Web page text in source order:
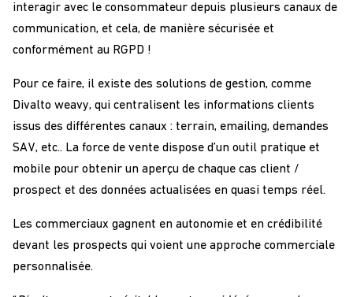
interagir avec le consommateur depuis plusieurs canaux de
communication, et cela, de manière sécurisée et
conformément au RGPD !
Pour ce faire, il existe des solutions de gestion, comme
Divalto weavy, qui centralisent les informations clients
issus des différentes canaux : terrain, emailing, demandes
SAV, etc.. La force de vente dispose d’un outil pratique et
mobile pour obtenir un aperçu de chaque cas client /
prospect et des données actualisées en quasi temps réel.
Les commerciaux gagnent en autonomie et en crédibilité
devant les prospects qui voient une approche commerciale
personnalisée.